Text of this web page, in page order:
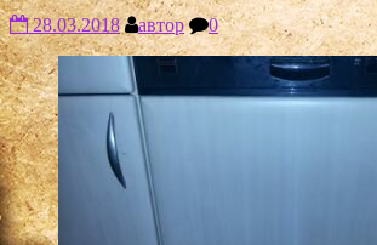
28.03.2018 автор 0